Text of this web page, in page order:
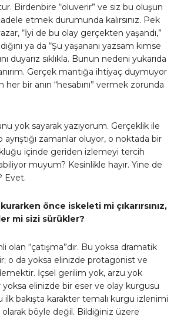
Birdenbire “oluverir” ve siz bu oluşun
etmek durumunda kalırsınız. Pek
“İyi de bu olay gerçekten yaşandı,”
ya da “Şu yaşananı yazsam kimse
duyarız sıklıkla. Bunun nedeni yukarıda
Gerçek mantığa ihtiyaç duymuyor
bir anın “hesabını” vermek zorunda
yok sayarak yazıyorum. Gerçeklik ile
zamanlar oluyor, o noktada bir
içinde geriden izlemeyi tercih
muyum? Kesinlikle hayır. Yine de
Evet.
önce iskeleti mi çıkarırsınız,
mi sizi sürükler?
olan “çatışma”dır. Bu yoksa dramatik
o da yoksa elinizde protagonist ve
İçsel gerilim yok, arzu yok
elinizde bir eser ve olay kurgusu
bakışta karakter temalı kurgu izlenimi
böyle değil. Bildiğiniz üzere